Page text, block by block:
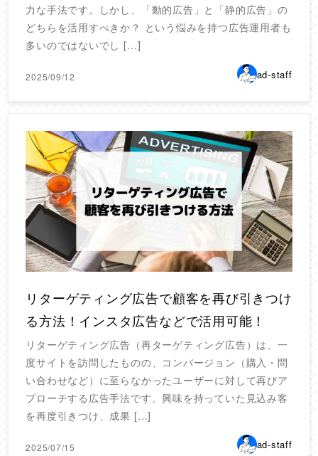
力な手法です。しかし、「動的広告」と「静的広告」の
どちらを活用すべきか？ という悩みを持つ広告運用者も
多いのではないでし […]
2025/09/12 ad-staff
リターゲティング広告で顧客を再び引きつけ
る方法！インスタ広告などで活用可能！
リターゲティング広告（再ターゲティング広告）は、一
度サイトを訪問したものの、コンバージョン（購入・問
い合わせなど）に至らなかったユーザーに対して再びア
プローチする広告手法です。興味を持っていた見込み客
を再度引きつけ、成果 […]
2025/07/15 ad-staff